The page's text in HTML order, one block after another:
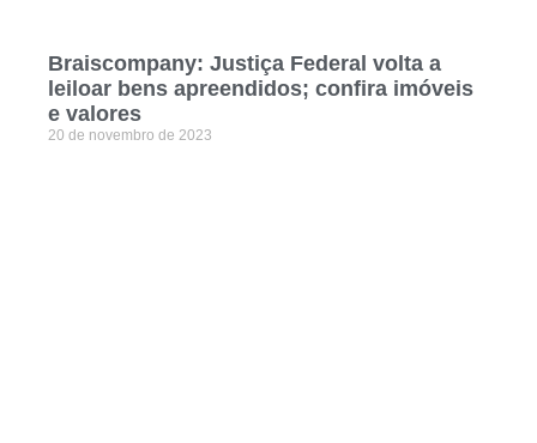
Braiscompany: Justiça Federal volta a
leiloar bens apreendidos; confira imóveis
e valores
20 de novembro de 2023